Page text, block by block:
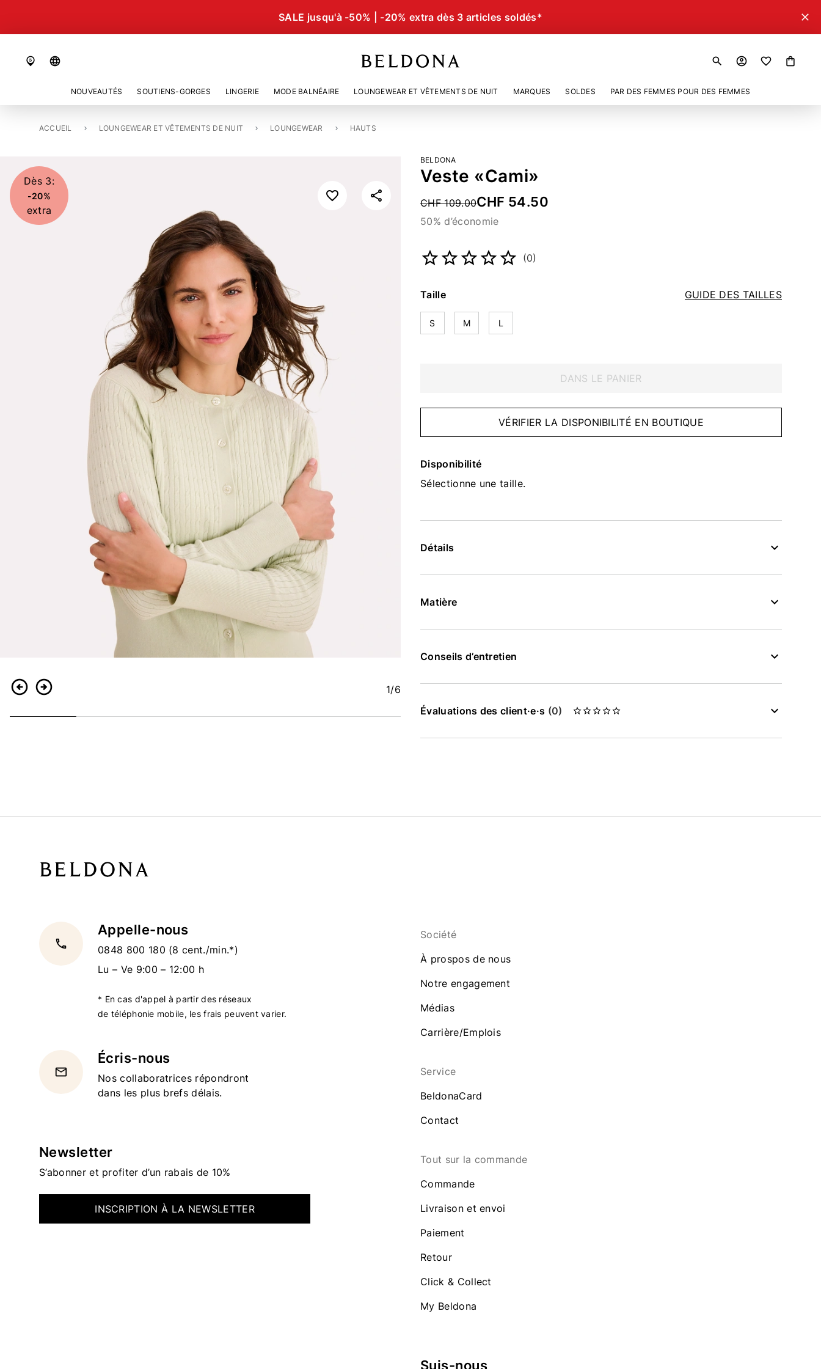
SALE jusqu'à -50% | -20% extra dès 3 articles soldés* close
language search account_circle shopping_bag
NOUVEAUTÉS SOUTIENS-GORGES LINGERIE MODE BALNÉAIRE LOUNGEWEAR ET VÊTEMENTS DE NUIT MARQUES SOLDES PAR DES FEMMES POUR DES FEMMES
ACCUEIL LOUNGEWEAR ET VÊTEMENTS DE NUIT LOUNGEWEAR HAUTS
VESTE «CAMI»
RetourContinuer 1/6
Dès 3:
-20%
extra
BELDONA
Veste «Cami»
Price reduced from
CHF 109.00CHF 54.50
50% d’économie
(0)
GUIDE DES TAILLES
Taille
S M L
DANS LE PANIER
VÉRIFIER LA DISPONIBILITÉ EN BOUTIQUE
Disponibilité
Sélectionne une taille.
Détails
Matière
Conseils d’entretien
Évaluations des client·e·s (0)
local_phone
Appelle-nous
0848 800 180 (8 cent./min.*)
Lu – Ve 9:00 – 12:00 h
* En cas d'appel à partir des réseaux
de téléphonie mobile, les frais peuvent varier.
email
Écris-nous
Nos collaboratrices répondront
dans les plus brefs délais.
Newsletter
S’abonner et profiter d’un rabais de 10%
INSCRIPTION À LA NEWSLETTER
Société
À prospos de nous
Notre engagement
Médias
Carrière/Emplois
Service
BeldonaCard
Contact
Tout sur la commande
Commande
Livraison et envoi
Paiement
Retour
Click & Collect
My Beldona
Suis-nous